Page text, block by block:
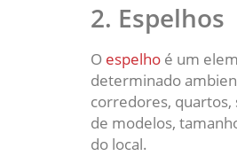
2. Espelhos
O espelho é um
determinado
corredores, quartos,
de modelos,
do local.